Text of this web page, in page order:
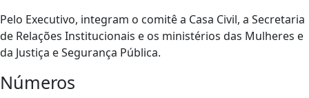
Pelo Executivo, integram o comitê a Casa Civil, a Secretaria
de Relações Institucionais e os ministérios das Mulheres e
da Justiça e Segurança Pública.
Números